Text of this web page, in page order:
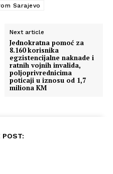
Sarajevo
Next article
Jednokratna pomoć za
8.160 korisnika
egzistencijalne naknade i
ratnih vojnih invalida,
poljoprivrednicima
poticaji u iznosu od 1,7
miliona KM
POST: